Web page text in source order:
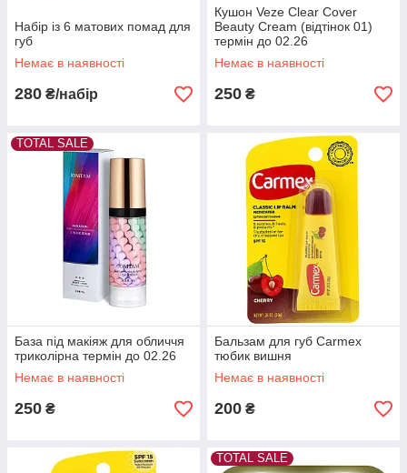
Набір із 6 матових помад для
губ
Немає в наявності
280 ₴/набір
Кушон Veze Clear Cover
Beauty Cream (відтінок 01)
термін до 02.26
Немає в наявності
250 ₴
TOTAL SALE
База під макіяж для обличчя
триколірна термін до 02.26
Немає в наявності
250 ₴
Бальзам для губ Carmex
тюбик вишня
Немає в наявності
200 ₴
TOTAL SALE